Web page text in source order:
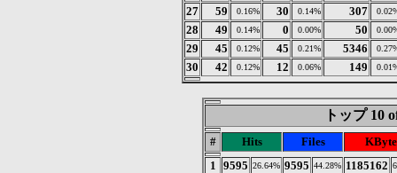
27 59 0.16% 30 0.14% 307
28 49 0.14% 0 0.00% 50
29 45 0.12% 45 0.21% 5346
30 42 0.12% 12 0.06% 149
トップ 10
# Hits Files
1
9595 26.64% 9595 44.28% 1185162